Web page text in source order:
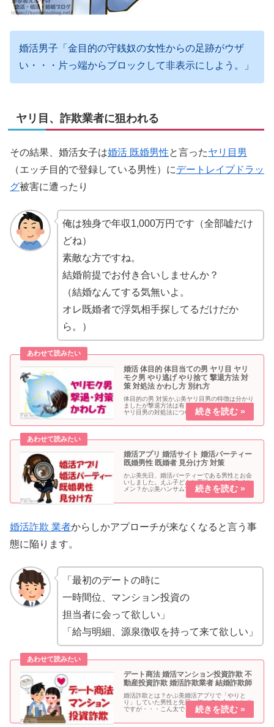
婚活男子「金目的の守銭奴の女性からの足跡がウザ
い・・・片っ端からブロックして非表示にしよう。」
ヤリ目、詐欺業者に狙われる
その結果、婚活女子は婚活 既婚男性と言ったヤリ目男
（エッチ目的で登録している男性）にデートレイプドラッ
グ被害に遭ったり
俺は独身で年収1,000万円です（全部嘘だけ
どね）
素敵な方ですね。
結婚前提でお付き合いしませんか？
（結婚なんてする気無いよ。
オレ既婚者で浮気相手探してるだけだか
ら。）
婚活 体目的 体目当ての男 ヤリ目 ヤリ
モク男 やり逃げ やり捨て 撃退方法 対
策 対処法 かわし方 別れ方
体目的の男 対策かぶ美ヤリ目男の特徴は分かり
ましたが撃退方法は有りますか？えふ子では、
ヤリ目男の対処法について説明するわね。最初
に「ヤリ目男」とは、「やり目的＝セックス目
的」で、婚活アプリや婚活パーティーなどに参
婚活アプリ 婚活サイト 婚活パーティー
既婚男性 既婚者 見分け方 対策
かぶ美先日、婚活パーティーである男性とお会
いしました。えふ子どんな男性だったの？イケ
メン？かぶ美ハンサムですが妻子持ちの既婚者
でした。こん太酷いなそりゃ。婚活サイトで嫌
な思いをしました。やり取りして良い感じだっ
婚活詐欺 業者からしかアプローチが来なくなると言う事
態に陥ります。
「最初のデートの時に
一時間位、マンション投資の
担当者に会って欲しい」
「給与明細、源泉徴収を持って来て欲しい」
デート商法 婚活マンション投資詐欺 不
動産投資詐欺 婚活詐欺業者 結婚詐欺師
婚活詐欺とは？かぶ美婚活アプリで「やりと
り」していた男性と先日、初めてお会いしたの
ですが・・・こん太で、結果はどうだった？か
ぶ美婚活マンション投資詐欺の男性営業マンで
した。えふ子あちゃ～迷惑な話ね。国民生活セ